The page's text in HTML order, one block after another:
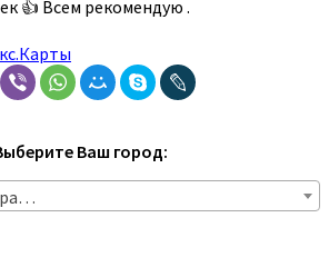
👍 Всем рекомендую .
Ваш город: